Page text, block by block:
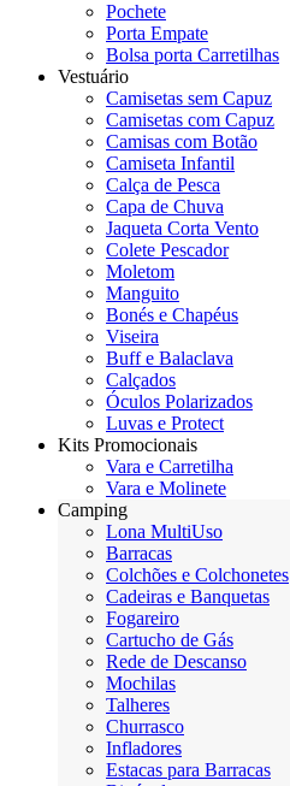
Pochete
Porta Empate
Bolsa porta Carretilhas
Vestuário
Camisetas sem Capuz
Camisetas com Capuz
Camisas com Botão
Camiseta Infantil
Calça de Pesca
Capa de Chuva
Jaqueta Corta Vento
Colete Pescador
Moletom
Manguito
Bonés e Chapéus
Viseira
Buff e Balaclava
Calçados
Óculos Polarizados
Luvas e Protect
Kits Promocionais
Vara e Carretilha
Vara e Molinete
Camping
Lona MultiUso
Barracas
Colchões e Colchonetes
Cadeiras e Banquetas
Fogareiro
Cartucho de Gás
Rede de Descanso
Mochilas
Talheres
Churrasco
Infladores
Estacas para Barracas